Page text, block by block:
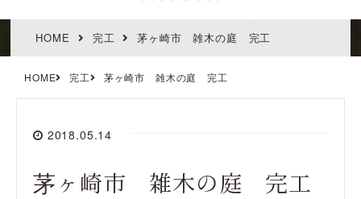
HOME 完工 茅ヶ崎市 雑木の庭 完工
HOME 完工 茅ヶ崎市 雑木の庭 完工
2018.05.14
茅ヶ崎市 雑木の庭 完工